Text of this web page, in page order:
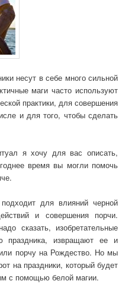
несут в себе много сильной
маги часто используют
практики, для совершения
и для того, чтобы сделать
я хочу для вас описать,
время вы могли помочь
для влияний черной
и совершения порчи.
сказать, изобретательные
праздника, извращают ее и
порчу на Рождество. Но мы
на праздники, который будет
с помощью белой магии.